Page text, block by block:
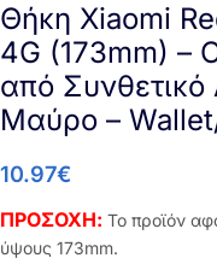
Θήκη Xiaomi
4G (173mm) –
από
Μαύρο –
10.97€
ΠΡΟΣΟΧΗ: Το προϊόν
ύψους 173mm.